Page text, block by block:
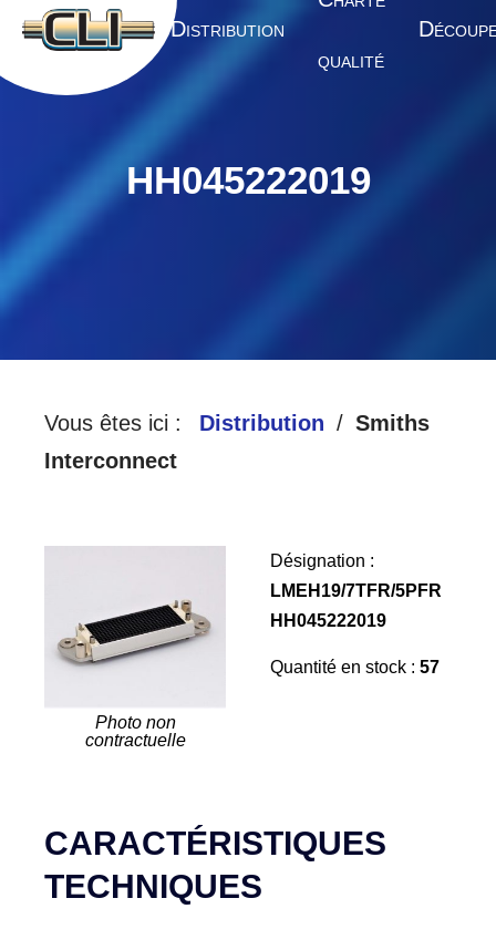
A CCUEIL DISTRIBUTION
QUALITÉ
D
HH045222019
Vous êtes ici : Distribution
Smiths
Interconnect
Photo non
contractuelle
Désignation :
LMEH19/7TFR/5PFR
HH045222019
Quantité en stock : 57
CARACTÉRISTIQUES
TECHNIQUES